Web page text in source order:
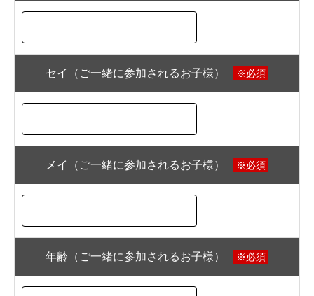
セイ（ご一緒に参加されるお子様） ※必須
メイ（ご一緒に参加されるお子様） ※必須
年齢（ご一緒に参加されるお子様） ※必須